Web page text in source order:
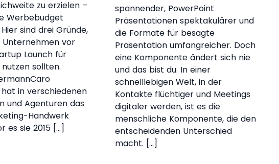
zu erzielen –
Werbebudget
sind drei Gründe,
Unternehmen vor
Launch für
sollten.
in verschiedenen
und Agenturen das
Handwerk
es sie 2015 […]
spannender, PowerPoint
Präsentationen spektakulärer und
die Formate für besagte
Präsentation umfangreicher. Doch
eine Komponente ändert sich nie
und das bist du. In einer
schnelllebigen Welt, in der
Kontakte flüchtiger und Meetings
digitaler werden, ist es die
menschliche Komponente, die den
entscheidenden Unterschied
macht. […]